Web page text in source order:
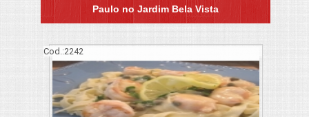
Paulo no Jardim Bela Vista
Cod.:2242